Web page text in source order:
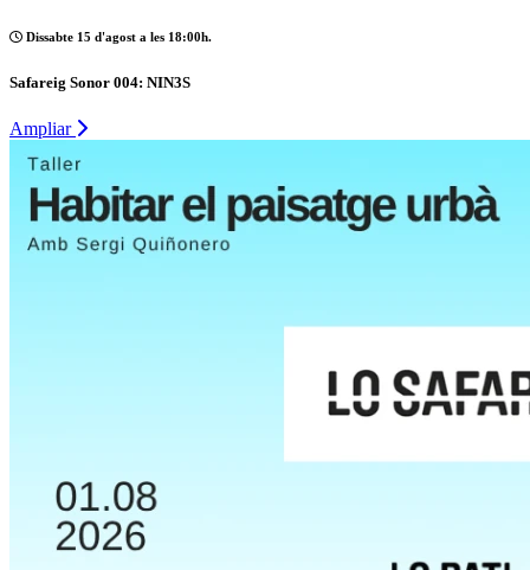
Dissabte 15 d'agost a les 18:00h.
Safareig Sonor 004: NIN3S
Ampliar